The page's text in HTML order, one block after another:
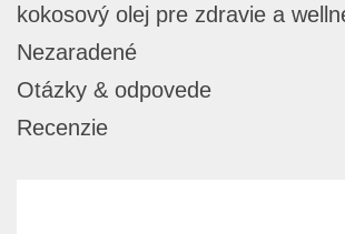
kokosový olej pre zdravie a
Nezaradené
Otázky & odpovede
Recenzie